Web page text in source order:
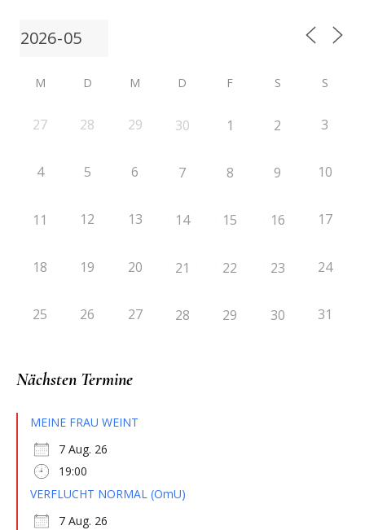
M D M D F S S
27 28 29 30 1 2 3
4 5 6 7 8 9 10
11 12 13 14 15 16 17
18 19 20 21 22 23 24
25 26 27 28 29 30 31
Nächsten Termine
MEINE FRAU WEINT
7 Aug. 26
19:00
VERFLUCHT NORMAL (OmU)
7 Aug. 26